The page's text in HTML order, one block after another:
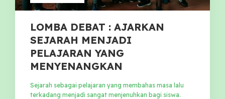
LOMBA DEBAT : AJARKAN
SEJARAH MENJADI
PELAJARAN YANG
MENYENANGKAN
Sejarah sebagai pelajaran yang membahas masa lalu
terkadang menjadi sangat menjenuhkan bagi siswa.